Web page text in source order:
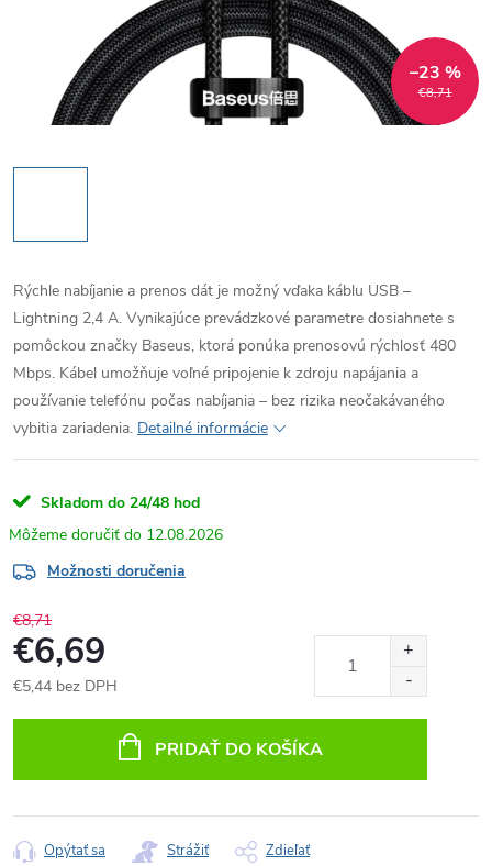
€8,71
–23 %
Rýchle nabíjanie a prenos dát je možný vďaka káblu USB –
Lightning 2,4 A. Vynikajúce prevádzkové parametre dosiahnete s
pomôckou značky Baseus, ktorá ponúka prenosovú rýchlosť 480
Mbps. Kábel umožňuje voľné pripojenie k zdroju napájania a
používanie telefónu počas nabíjania – bez rizika neočakávaného
vybitia zariadenia. Detailné informácie
Skladom do 24/48 hod
12.08.2026
Možnosti doručenia
€8,71
€6,69
€5,44 bez DPH
PRIDAŤ DO KOŠÍKA
Opýtať sa Strážiť Zdieľať